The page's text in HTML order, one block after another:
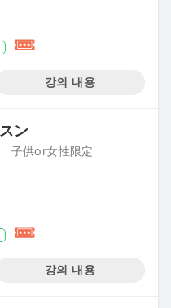
강의 내용
ン
子供or女性限定
강의 내용